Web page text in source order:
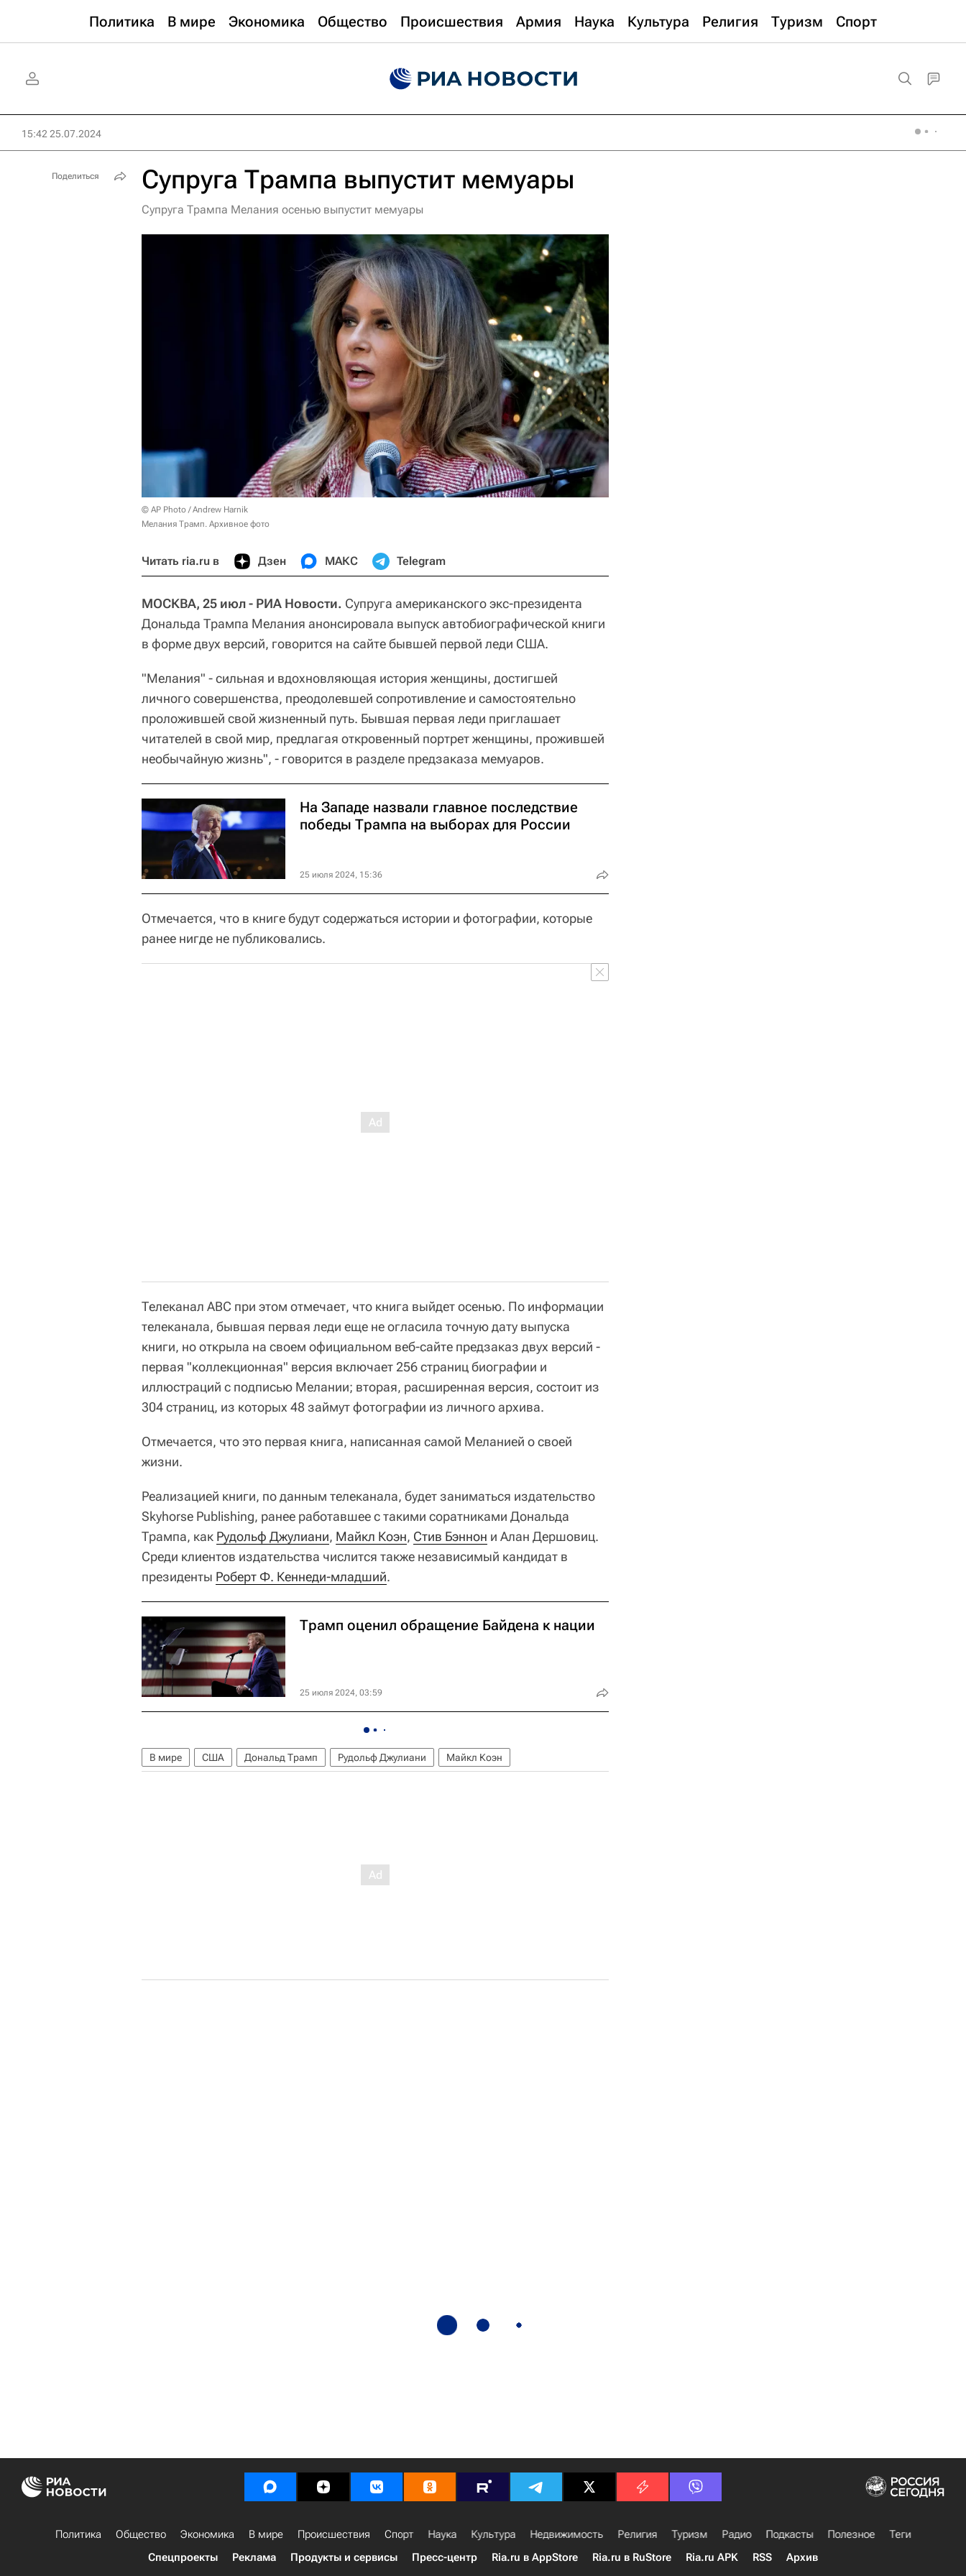
Политика В мире Экономика Общество Происшествия Армия Наука Культура Религия Туризм Спорт
15:42 25.07.2024
Супруга Трампа выпустит мемуары
Супруга Трампа Мелания осенью выпустит мемуары
© AP Photo / Andrew Harnik
Мелания Трамп. Архивное фото
Читать ria.ru в Дзен МАКС Telegram
МОСКВА, 25 июл - РИА Новости. Супруга американского экс-президента
Дональда Трампа Мелания анонсировала выпуск автобиографической книги
в форме двух версий, говорится на сайте бывшей первой леди США.
"Мелания" - сильная и вдохновляющая история женщины, достигшей
личного совершенства, преодолевшей сопротивление и самостоятельно
проложившей свой жизненный путь. Бывшая первая леди приглашает
читателей в свой мир, предлагая откровенный портрет женщины, прожившей
необычайную жизнь", - говорится в разделе предзаказа мемуаров.
На Западе назвали главное последствие
победы Трампа на выборах для России
25 июля 2024, 15:36
Отмечается, что в книге будут содержаться истории и фотографии, которые
ранее нигде не публиковались.
Телеканал ABC при этом отмечает, что книга выйдет осенью. По информации
телеканала, бывшая первая леди еще не огласила точную дату выпуска
книги, но открыла на своем официальном веб-сайте предзаказ двух версий -
первая "коллекционная" версия включает 256 страниц биографии и
иллюстраций с подписью Мелании; вторая, расширенная версия, состоит из
304 страниц, из которых 48 займут фотографии из личного архива.
Отмечается, что это первая книга, написанная самой Меланией о своей
жизни.
Реализацией книги, по данным телеканала, будет заниматься издательство
Skyhorse Publishing, ранее работавшее с такими соратниками Дональда
Трампа, как Рудольф Джулиани, Майкл Коэн, Стив Бэннон и Алан Дершовиц.
Среди клиентов издательства числится также независимый кандидат в
президенты Роберт Ф. Кеннеди-младший.
Трамп оценил обращение Байдена к нации
25 июля 2024, 03:59
В мире США Дональд Трамп Рудольф Джулиани Майкл Коэн
Поделиться
Политика Общество Экономика В мире Происшествия Спорт Наука Культура Недвижимость Религия Туризм Радио Подкасты Полезное
Теги
Спецпроекты
Реклама Продукты и сервисы Пресс-центр Ria.ru в AppStore Ria.ru в RuStore Ria.ru APK RSS Архив